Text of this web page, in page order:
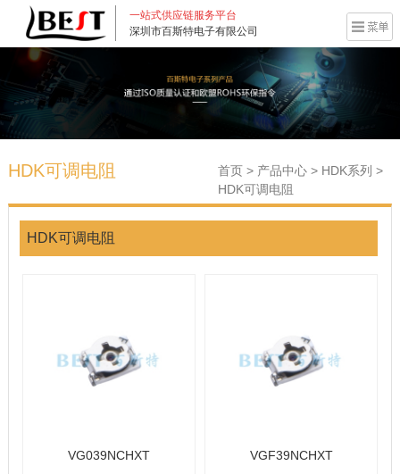
一站式供应链服务平台
深圳市百斯特电子有限公司
HDK可调电阻 首页> 产品中心> HDK系列 >
HDK可调电阻
HDK可调电阻
VG039NCHXT VGF39NCHXT